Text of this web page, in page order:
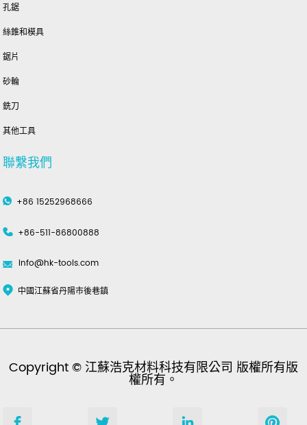
孔鋸
絲錐和模具
鋸片
砂輪
銑刀
其他工具
聯繫我們
+86 15252968666
+86-511-86800888
info@hk-tools.com
中國江蘇省丹陽市後巷鎮
Copyright © 江蘇浩克材料科技有限公司 版權所有版
權所有。